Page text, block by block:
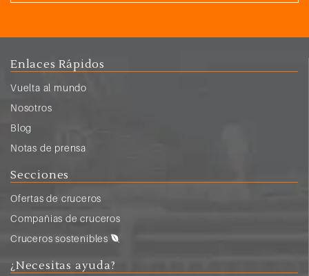
Enlaces Rápidos
Vuelta al mundo
Nosotros
Blog
Notas de prensa
Secciones
Ofertas de cruceros
Compañias de cruceros
Cruceros sostenibles
¿Necesitas ayuda?